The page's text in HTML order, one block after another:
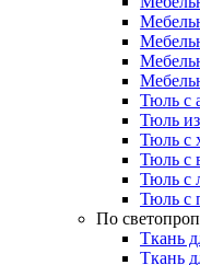
Тюль с
Тюль
Тюль с
Тюль с
Тюль с
Тюль с
По
Ткань
Ткань